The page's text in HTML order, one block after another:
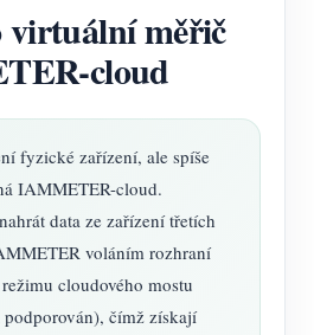
virtuální měřič
cloud
fyzické zařízení, ale spíše
IAMMETER-cloud.
data ze zařízení třetích
voláním rozhraní
cloudového mostu
čímž získají